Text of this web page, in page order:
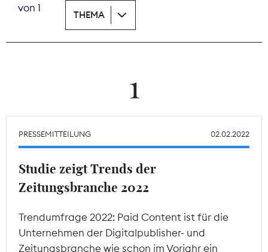
Tarifpolitik
Theodor-Wolff-Preis
Mitgliederbereich
von 1
THEMA
1
PRESSEMITTEILUNG 02.02.2022
Studie zeigt Trends der
Zeitungsbranche 2022
Trendumfrage 2022: Paid Content ist für die
Unternehmen der Digitalpublisher- und
Zeitungsbranche wie schon im Vorjahr ein